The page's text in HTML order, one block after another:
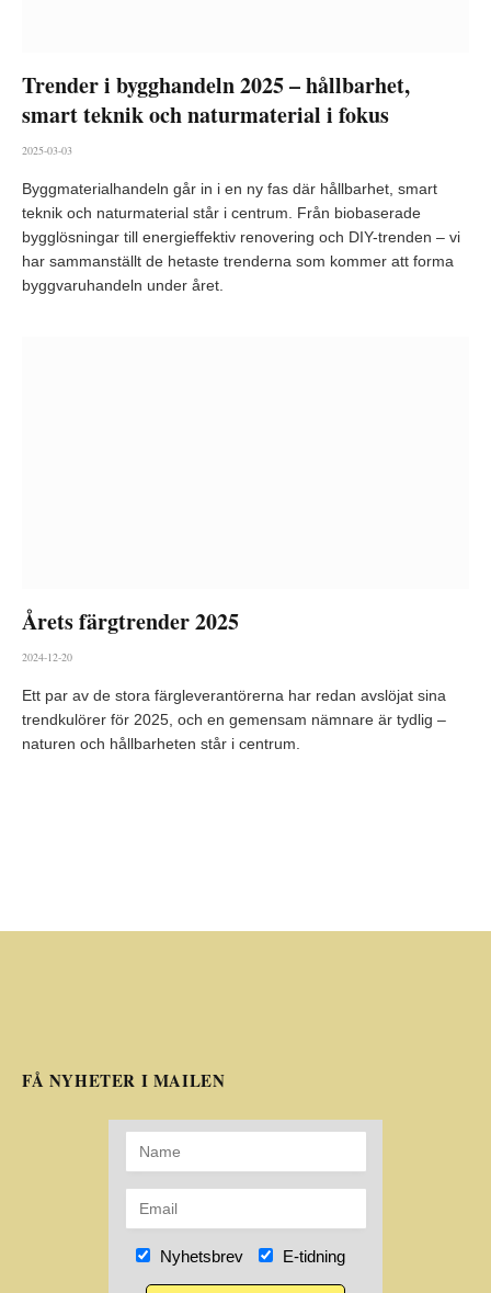
Trender i bygghandeln 2025 – hållbarhet,
smart teknik och naturmaterial i fokus
2025-03-03
Byggmaterialhandeln går in i en ny fas där hållbarhet, smart
teknik och naturmaterial står i centrum. Från biobaserade
bygglösningar till energieffektiv renovering och DIY-trenden – vi
har sammanställt de hetaste trenderna som kommer att forma
byggvaruhandeln under året.
Årets färgtrender 2025
2024-12-20
Ett par av de stora färgleverantörerna har redan avslöjat sina
trendkulörer för 2025, och en gemensam nämnare är tydlig –
naturen och hållbarheten står i centrum.
FÅ NYHETER I MAILEN
Nyhetsbrev E-tidning